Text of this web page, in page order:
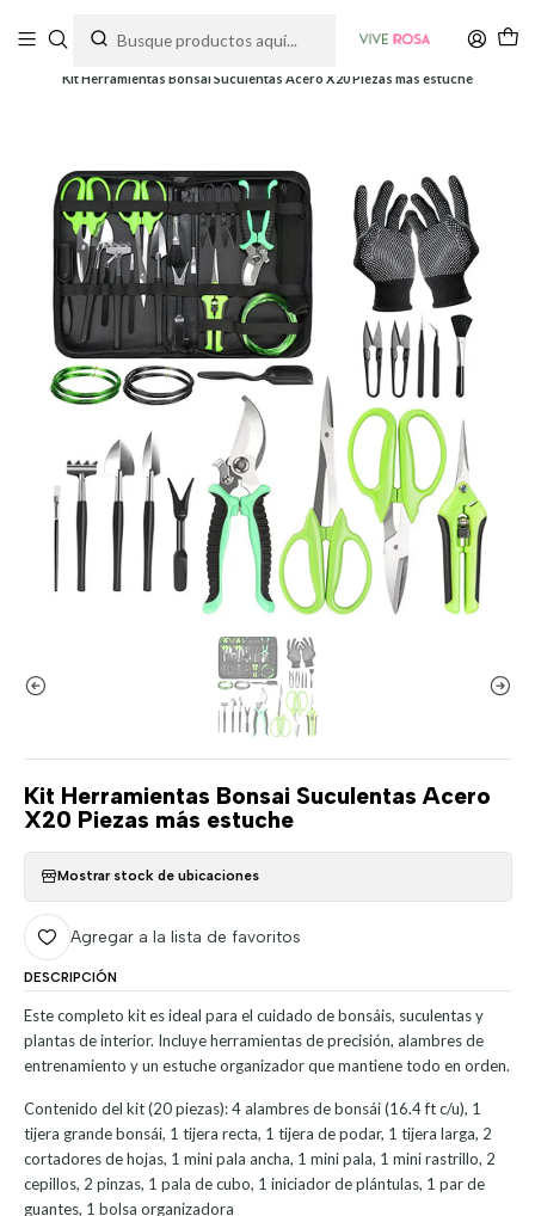
Kit Herramientas Bonsai Suculentas Acero X20 Piezas más estuche
Kit Herramientas Bonsai Suculentas Acero
X20 Piezas más estuche
Mostrar stock de ubicaciones
Agregar a la lista de favoritos
DESCRIPCIÓN
Este completo kit es ideal para el cuidado de bonsáis, suculentas y
plantas de interior. Incluye herramientas de precisión, alambres de
entrenamiento y un estuche organizador que mantiene todo en orden.
Contenido del kit (20 piezas): 4 alambres de bonsái (16.4 ft c/u), 1
tijera grande bonsái, 1 tijera recta, 1 tijera de podar, 1 tijera larga, 2
cortadores de hojas, 1 mini pala ancha, 1 mini pala, 1 mini rastrillo, 2
cepillos, 2 pinzas, 1 pala de cubo, 1 iniciador de plántulas, 1 par de
guantes, 1 bolsa organizadora